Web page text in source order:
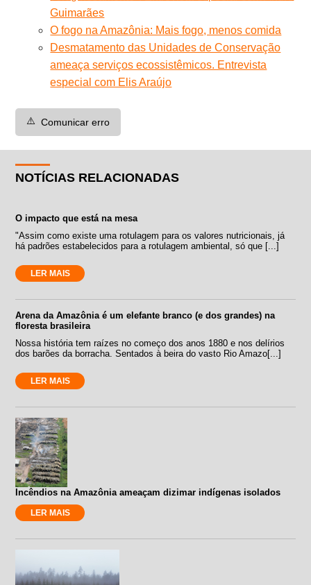
Guimarães
O fogo na Amazônia: Mais fogo, menos comida
Desmatamento das Unidades de Conservação
ameaça serviços ecossistêmicos. Entrevista
especial com Elis Araújo
⚠️ Comunicar erro
NOTÍCIAS RELACIONADAS
O impacto que está na mesa
"Assim como existe uma rotulagem para os valores nutricionais, já
há padrões estabelecidos para a rotulagem ambiental, só que [...]
LER MAIS
Arena da Amazônia é um elefante branco (e dos grandes) na
floresta brasileira
Nossa história tem raízes no começo dos anos 1880 e nos delírios
dos barões da borracha. Sentados à beira do vasto Rio Amazo[...]
LER MAIS
Incêndios na Amazônia ameaçam dizimar indígenas isolados
LER MAIS